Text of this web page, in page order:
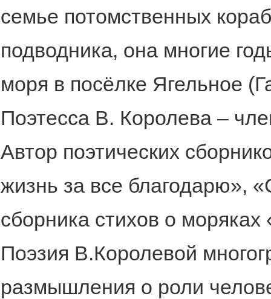
семье потомственных
подводника, она многие
моря в посёлке Ягельное
Поэтесса В. Королева –
Автор поэтических
жизнь за все благодарю»,
сборника стихов о
Поэзия В.Королевой
размышления о роли